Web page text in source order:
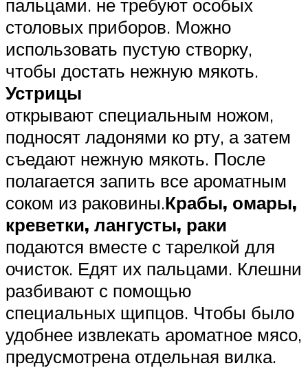
пальцами. не требуют особых
столовых приборов. Можно
использовать пустую створку,
чтобы достать нежную мякоть.
Устрицы
открывают специальным ножом,
подносят ладонями ко рту, а затем
съедают нежную мякоть. После
полагается запить все ароматным
соком из раковины.Крабы, омары,
креветки, лангусты, раки
подаются вместе с тарелкой для
очисток. Едят их пальцами. Клешни
разбивают с помощью
специальных щипцов. Чтобы было
удобнее извлекать ароматное мясо,
предусмотрена отдельная вилка.